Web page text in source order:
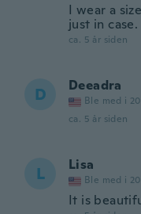
I wear a
just in
ca. 5 år siden
D Deeadra
Ble med i
ca. 5 år siden
L Lisa
Ble med i
It is